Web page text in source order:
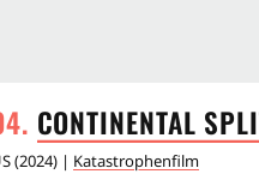
CONTINENTAL
(2024) | Katastrophenfilm